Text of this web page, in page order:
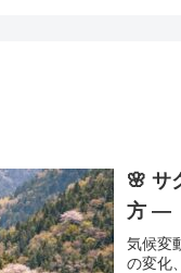
🌸 サ
方 ―
気候変
の変化